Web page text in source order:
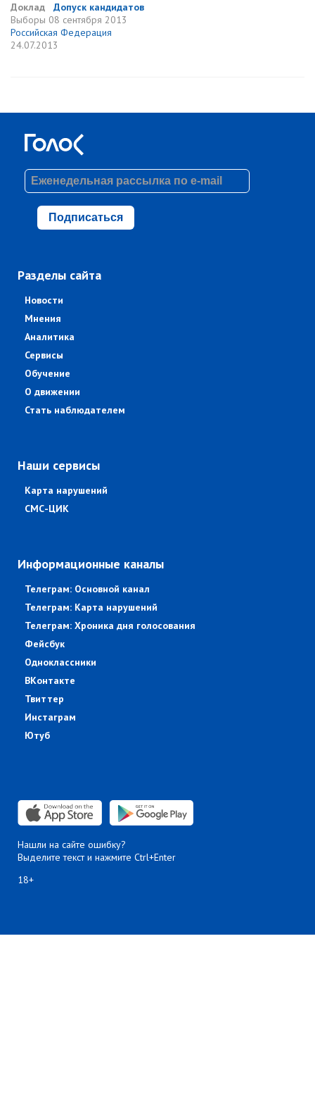
Доклад
Допуск кандидатов
Выборы 08 сентября 2013
Российская Федерация
24.07.2013
Подписаться
Разделы сайта
Новости
Мнения
Аналитика
Сервисы
Обучение
О движении
Стать наблюдателем
Наши сервисы
Карта нарушений
СМС-ЦИК
Информационные каналы
Телеграм: Основной канал
Телеграм: Карта нарушений
Телеграм: Хроника дня голосования
Фейсбук
Одноклассники
ВКонтакте
Твиттер
Инстаграм
Ютуб
Нашли на сайте ошибку?
Выделите текст и нажмите Ctrl+Enter
18+